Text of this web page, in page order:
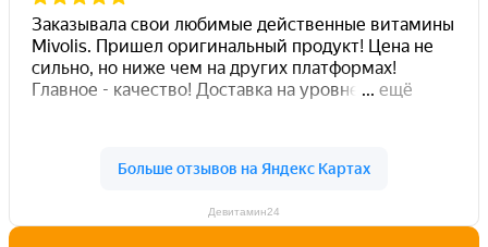
Девитамин24